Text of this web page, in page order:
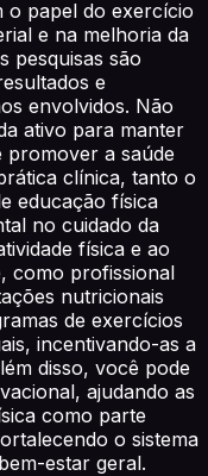
o papel do exercício
e na melhoria da
pesquisas são
e
envolvidos. Não
ativo para manter
a saúde
clínica, tanto o
educação física
no cuidado da
física e ao
como profissional
nutricionais
de exercícios
incentivando-as a
disso, você pode
ajudando as
como parte
o sistema
estar geral.